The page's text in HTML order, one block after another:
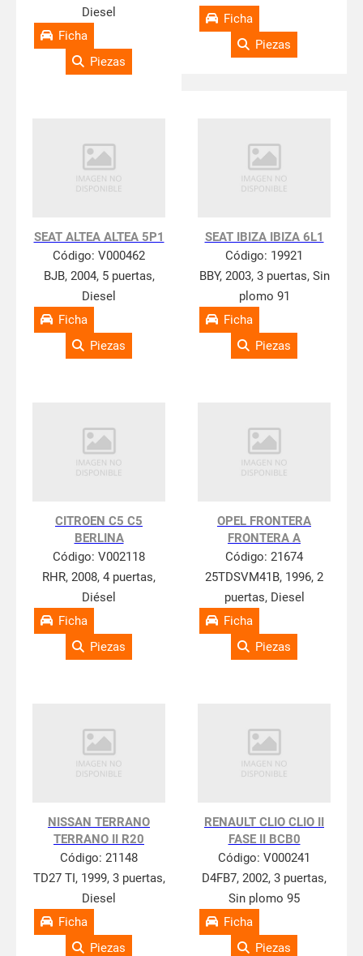
Diesel
Ficha
Piezas
Ficha
Piezas
SEAT ALTEA ALTEA 5P1
Código: V000462
BJB, 2004, 5 puertas,
Diesel
Ficha
Piezas
SEAT IBIZA IBIZA 6L1
Código: 19921
BBY, 2003, 3 puertas, Sin
plomo 91
Ficha
Piezas
CITROEN C5 C5
BERLINA
Código: V002118
RHR, 2008, 4 puertas,
Diésel
Ficha
Piezas
OPEL FRONTERA
FRONTERA A
Código: 21674
25TDSVM41B, 1996, 2
puertas, Diesel
Ficha
Piezas
NISSAN TERRANO
TERRANO II R20
Código: 21148
TD27 TI, 1999, 3 puertas,
Diesel
Ficha
Piezas
RENAULT CLIO CLIO II
FASE II BCB0
Código: V000241
D4FB7, 2002, 3 puertas,
Sin plomo 95
Ficha
Piezas